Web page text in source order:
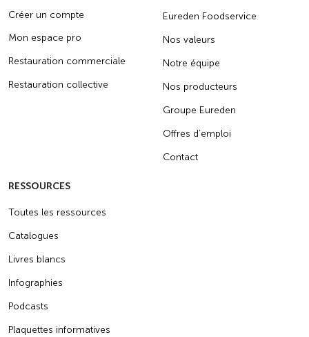
Créer un compte
Mon espace pro
Restauration commerciale
Restauration collective
Eureden Foodservice
Nos valeurs
Notre équipe
Nos producteurs
Groupe Eureden
Offres d’emploi
Contact
RESSOURCES
Toutes les ressources
Catalogues
Livres blancs
Infographies
Podcasts
Plaquettes informatives